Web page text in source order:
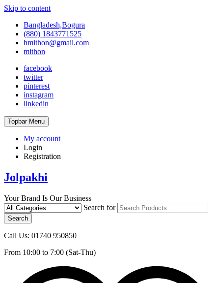
Skip to content
Bangladesh,Bogura
(880) 1843771525
hmithon@gmail.com
mithon
facebook
twitter
pinterest
instagram
linkedin
Topbar Menu
My account
Login
Registration
Jolpakhi
Your Brand Is Our Business
Search for
Search
Call Us: 01740 950850
From 10:00 to 7:00 (Sat-Thu)